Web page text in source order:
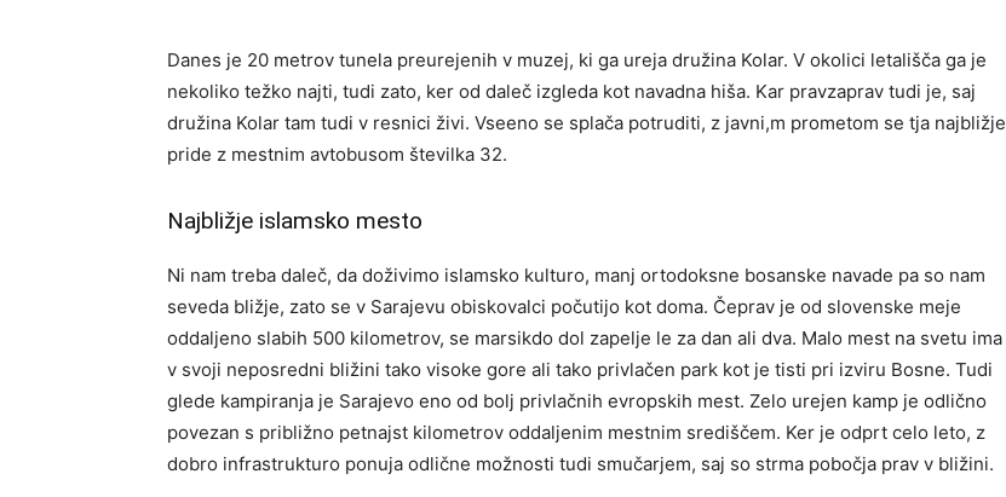
Danes je 20 metrov tunela preurejenih v muzej, ki ga ureja družina Kolar. V okolici letališča ga je
nekoliko težko najti, tudi zato, ker od daleč izgleda kot navadna hiša. Kar pravzaprav tudi je, saj
družina Kolar tam tudi v resnici živi. Vseeno se splača potruditi, z javni,m prometom se tja najbližje
pride z mestnim avtobusom številka 32.
Najbližje islamsko mesto
Ni nam treba daleč, da doživimo islamsko kulturo, manj ortodoksne bosanske navade pa so nam
seveda bližje, zato se v Sarajevu obiskovalci počutijo kot doma. Čeprav je od slovenske meje
oddaljeno slabih 500 kilometrov, se marsikdo dol zapelje le za dan ali dva. Malo mest na svetu ima
v svoji neposredni bližini tako visoke gore ali tako privlačen park kot je tisti pri izviru Bosne. Tudi
glede kampiranja je Sarajevo eno od bolj privlačnih evropskih mest. Zelo urejen kamp je odlično
povezan s približno petnajst kilometrov oddaljenim mestnim središčem. Ker je odprt celo leto, z
dobro infrastrukturo ponuja odlične možnosti tudi smučarjem, saj so strma pobočja prav v bližini.